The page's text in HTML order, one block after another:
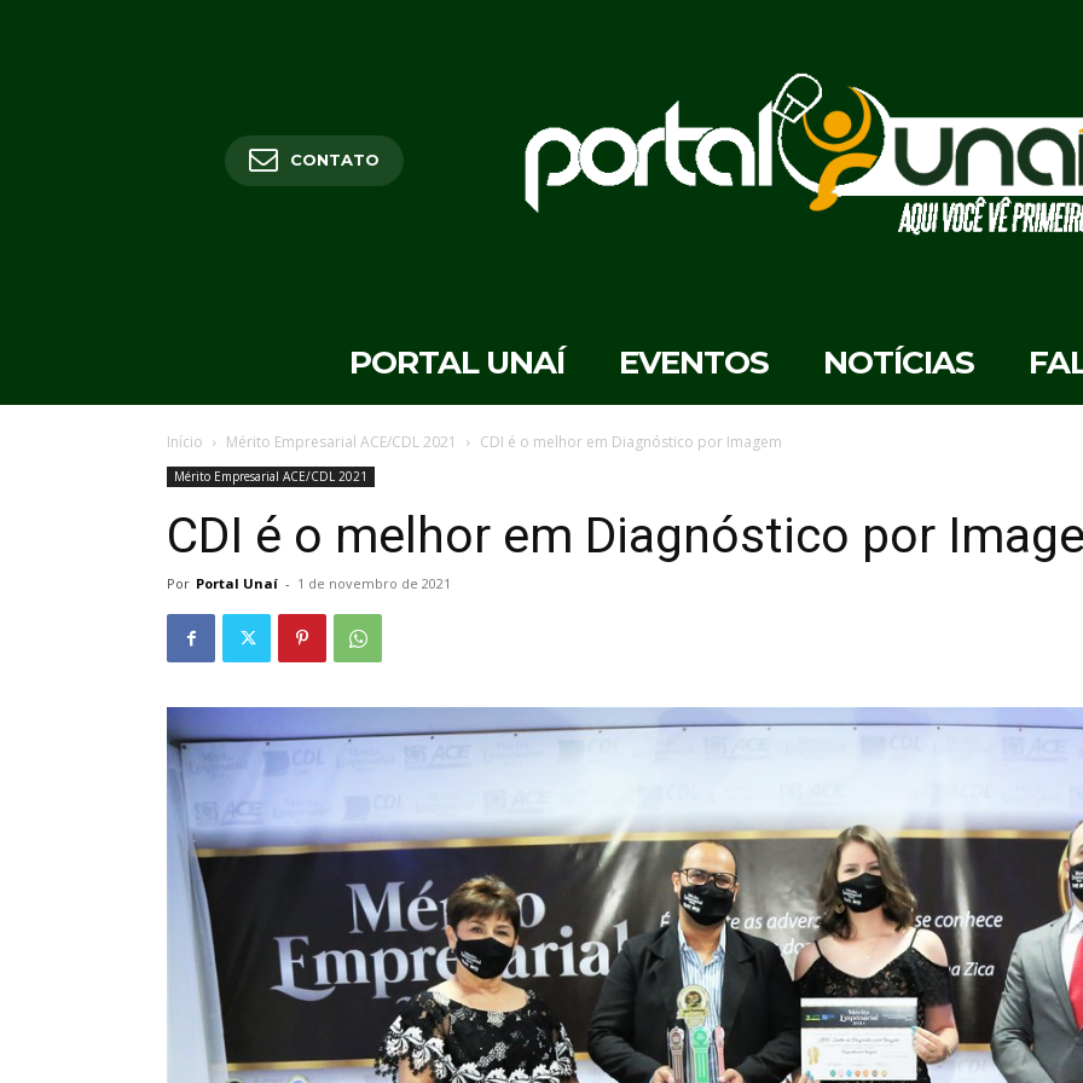
CONTATO
PORTAL UNAÍ EVENTOS NOTÍCIAS
Início Mérito Empresarial ACE/CDL 2021 CDI é o melhor em Diagnóstico por Imagem
Mérito Empresarial ACE/CDL 2021
CDI é o melhor em Diagnóstico por
Por Portal Unaí - 1 de novembro de 2021